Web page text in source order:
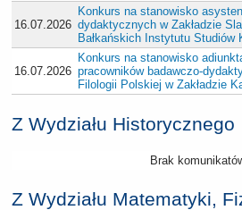
16.07.2026
Konkurs na stanowisko
dydaktycznych w Zakładzie
Bałkańskich Instytutu
16.07.2026
Konkurs na stanowisko
pracowników badawczo-
Filologii Polskiej w Zakładzie
Z Wydziału Historycznego
Brak
Z Wydziału Matematyki,